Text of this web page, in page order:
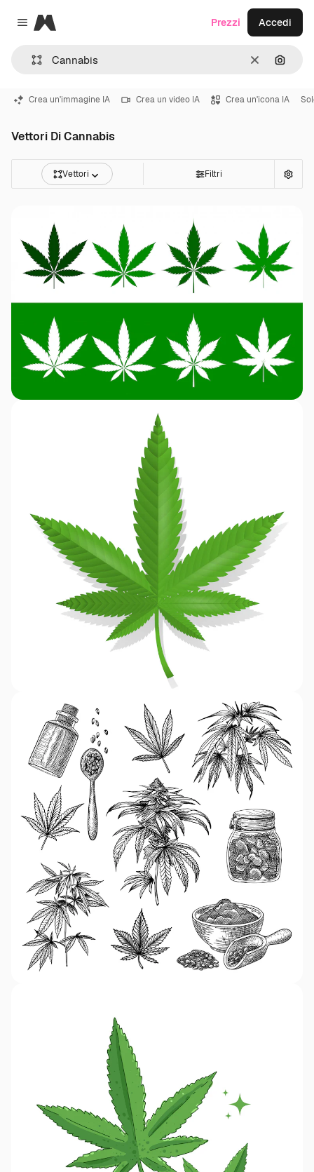
Close menu
Magnific
CancellaCerca
Prezzi Accedi
Crea un'immagine IA Crea un video IA Crea un'icona IA
Vettori Di Cannabis
Vettori Filtri